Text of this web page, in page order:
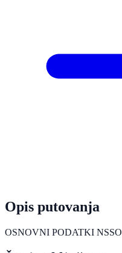
Opis putovanja
OSNOVNI PODATKI NSSO